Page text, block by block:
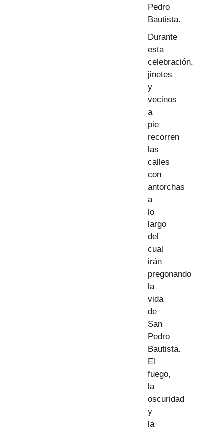
Pedro
Bautista.
Durante
esta
celebración,
jinetes
y
vecinos
a
pie
recorren
las
calles
con
antorchas
a
lo
largo
del
cual
irán
pregonando
la
vida
de
San
Pedro
Bautista.
El
fuego,
la
oscuridad
y
la